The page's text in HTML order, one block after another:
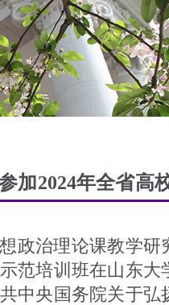
加2024年全省高
治理论课教学研
范培训班在山东
中央国务院关于